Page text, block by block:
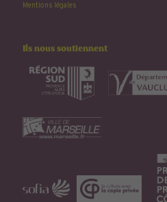
Mentions légales
Ils nous soutiennent